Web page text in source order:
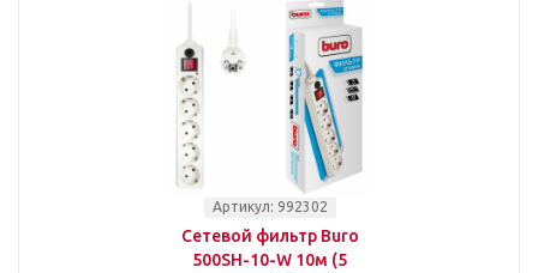
Артикул: 992302
Сетевой фильтр Buro
500SH-10-W 10м (5